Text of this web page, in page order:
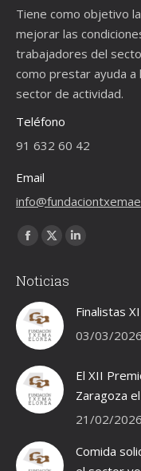
Tiene como objetivo
mejorar las
trabajadores del
como prestar ayuda a
sector de actividad.
Teléfono
91 632 60 42
Email
Encuéntranos en:
Facebook
opens
in
new
window
X
opens
in
new
window
Linkedin
in
Noticias
Finalistas
03/03/2026
El XII
Zaragoza
21/02/2026
Comida